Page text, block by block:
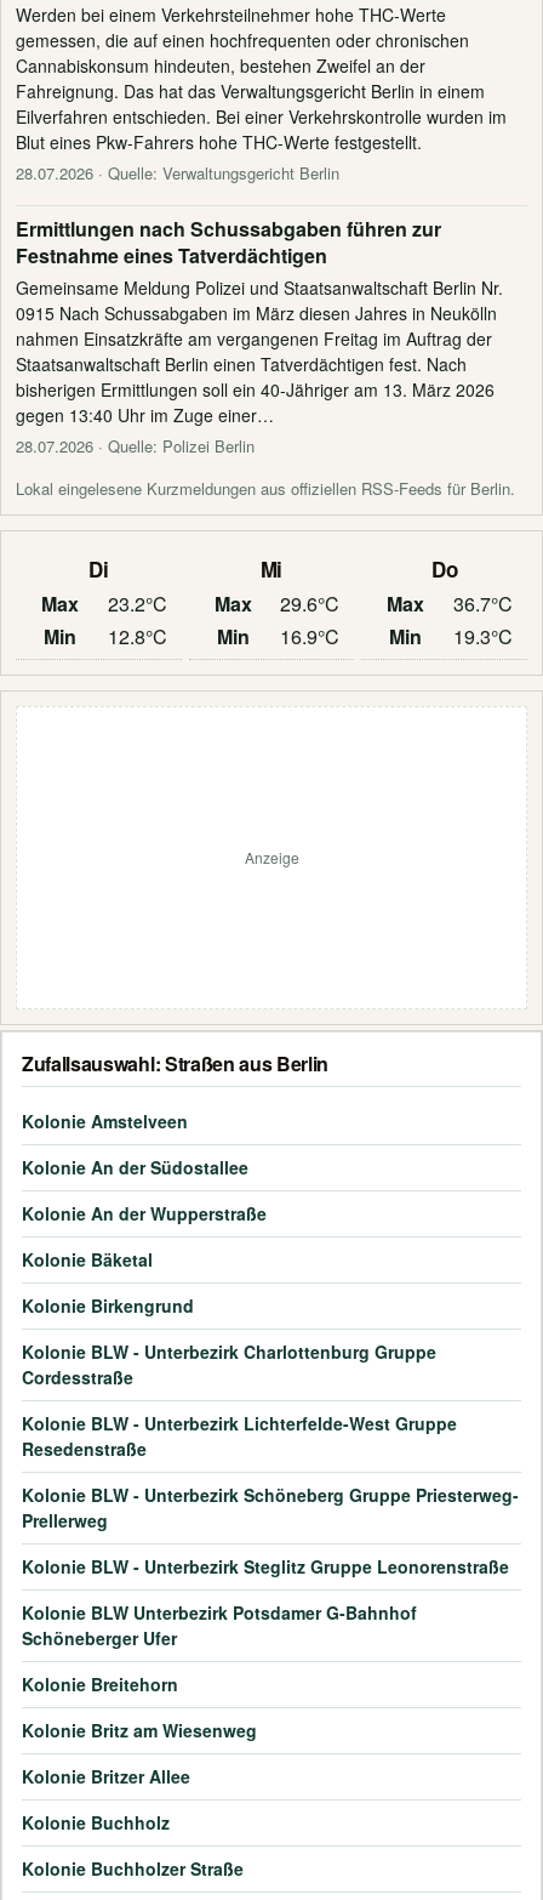
Werden bei einem Verkehrsteilnehmer hohe THC-Werte
gemessen, die auf einen hochfrequenten oder chronischen
Cannabiskonsum hindeuten, bestehen Zweifel an der
Fahreignung. Das hat das Verwaltungsgericht Berlin in einem
Eilverfahren entschieden. Bei einer Verkehrskontrolle wurden im
Blut eines Pkw-Fahrers hohe THC-Werte festgestellt.
28.07.2026 · Quelle: Verwaltungsgericht Berlin
Ermittlungen nach Schussabgaben führen zur
Festnahme eines Tatverdächtigen
Gemeinsame Meldung Polizei und Staatsanwaltschaft Berlin Nr.
0915 Nach Schussabgaben im März diesen Jahres in Neukölln
nahmen Einsatzkräfte am vergangenen Freitag im Auftrag der
Staatsanwaltschaft Berlin einen Tatverdächtigen fest. Nach
bisherigen Ermittlungen soll ein 40-Jähriger am 13. März 2026
gegen 13:40 Uhr im Zuge einer…
28.07.2026 · Quelle: Polizei Berlin
Lokal eingelesene Kurzmeldungen aus offiziellen RSS-Feeds für Berlin.
Di
Max
23.2°C
Min
12.8°C
Mi
Max
29.6°C
Min
16.9°C
Do
Max
36.7°C
Min
19.3°C
Anzeige
Zufallsauswahl: Straßen aus Berlin
Kolonie Amstelveen
Kolonie An der Südostallee
Kolonie An der Wupperstraße
Kolonie Bäketal
Kolonie Birkengrund
Kolonie BLW - Unterbezirk Charlottenburg Gruppe
Cordesstraße
Kolonie BLW - Unterbezirk Lichterfelde-West Gruppe
Resedenstraße
Kolonie BLW - Unterbezirk Schöneberg Gruppe Priesterweg-
Prellerweg
Kolonie BLW - Unterbezirk Steglitz Gruppe Leonorenstraße
Kolonie BLW Unterbezirk Potsdamer G-Bahnhof
Schöneberger Ufer
Kolonie Breitehorn
Kolonie Britz am Wiesenweg
Kolonie Britzer Allee
Kolonie Buchholz
Kolonie Buchholzer Straße